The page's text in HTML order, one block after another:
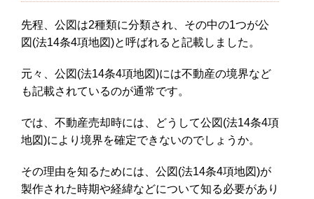
先程、公図は2種類に分類され、その中の1つが公
図(法14条4項地図)と呼ばれると記載しました。
元々、公図(法14条4項地図)には不動産の境界など
も記載されているのが通常です。
では、不動産売却時には、どうして公図(法14条4項
地図)により境界を確定できないのでしょうか。
その理由を知るためには、公図(法14条4項地図)が
製作された時期や経緯などについて知る必要があり